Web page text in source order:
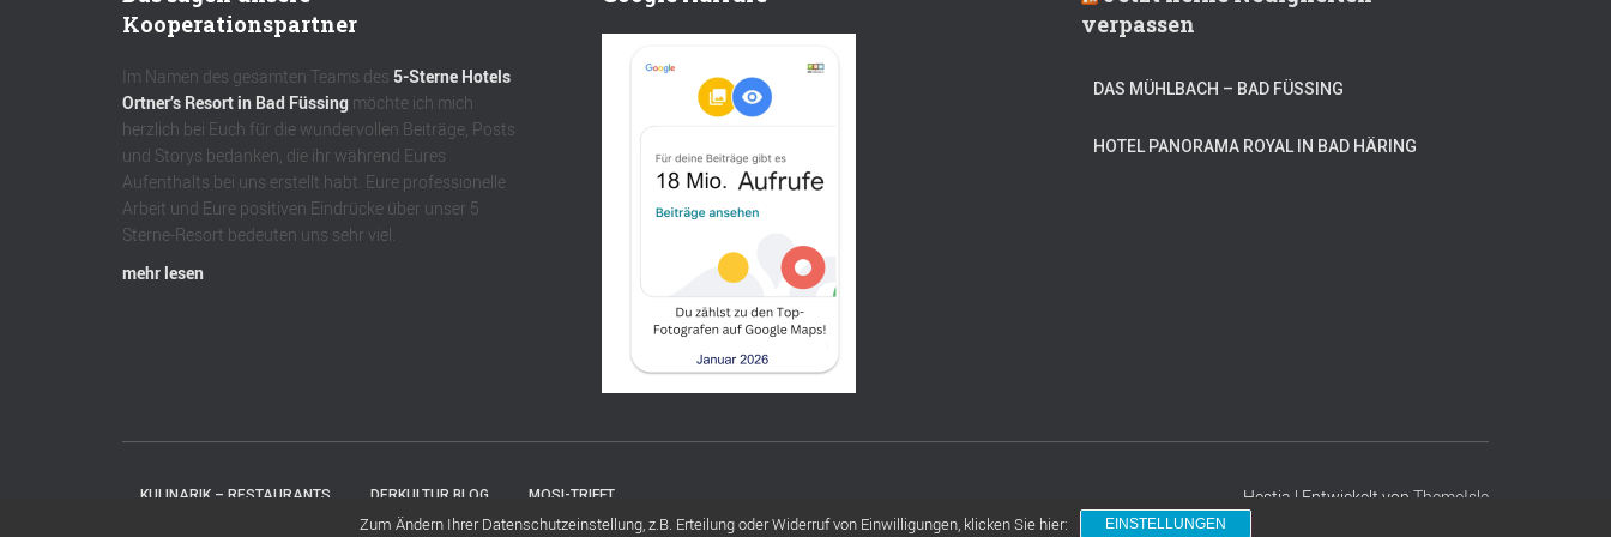
Kooperationspartner
Im Namen des gesamten Teams des 5-Sterne Hotels
Ortner’s Resort in Bad Füssing möchte ich mich
herzlich bei Euch für die wundervollen Beiträge, Posts
und Storys bedanken, die ihr während Eures
Aufenthalts bei uns erstellt habt. Eure professionelle
Arbeit und Eure positiven Eindrücke über unser 5
Sterne-Resort bedeuten uns sehr viel.
mehr lesen
verpassen
DAS MÜHLBACH – BAD FÜSSING
HOTEL PANORAMA ROYAL IN BAD HÄRING
KULINARIK – RESTAURANTS DERKULTUR.BLOG MOSI-TRIFFT Hestia | Entwickelt von ThemeIsle
Zum Ändern Ihrer Datenschutzeinstellung, z.B. Erteilung oder Widerruf von Einwilligungen, klicken Sie hier: EINSTELLUNGEN